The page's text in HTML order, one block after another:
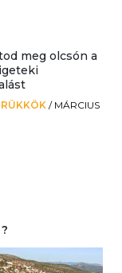
meg olcsón a
/ MÁRCIUS